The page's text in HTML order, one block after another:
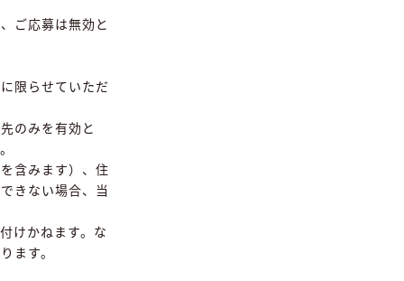
ご応募は無効と
限らせていただ
のみを有効と
含みます）、住
きない場合、当
けかねます。な
ます。